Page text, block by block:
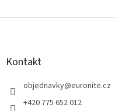
Z
Kontakt
objednavky@euronite.cz
+420 775 652 012